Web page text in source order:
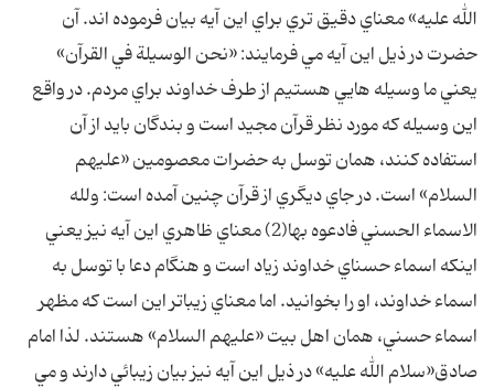
الله عليه» معناي دقيق تري براي اين آيه بيان فرموده اند. آن
حضرت در ذيل اين آيه مي فرمايند: «نحن الوسيلة في القرآن»
يعني ما وسيله هايي هستيم از طرف خداوند براي مردم. در واقع
اين وسيله که مورد نظر قرآن مجيد است و بندگان بايد از آن
استفاده کنند، همان توسل به حضرات معصومين «عليهم
السلام» است. در جاي ديگري از قرآن چنين آمده است: ولله
الاسماء الحسني فادعوه بها(2) معناي ظاهري اين آيه نيز يعني
اينکه اسماء حسناي خداوند زياد است و هنگام دعا با توسل به
اسماء خداوند، او را بخوانيد. اما معناي زيباتر اين است که مظهر
اسماء حسني، همان اهل بيت «عليهم السلام» هستند. لذا امام
صادق«سلام الله عليه» در ذيل اين آيه نيز بيان زيبائي دارند و مي